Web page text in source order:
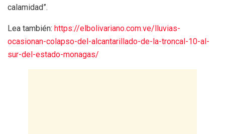
calamidad”.
Lea también: https://elbolivariano.com.ve/lluvias-
ocasionan-colapso-del-alcantarillado-de-la-troncal-10-al-
sur-del-estado-monagas/